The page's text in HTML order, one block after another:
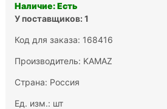
Наличие: Есть
У поставщиков: 1
Код для заказа: 168416
Производитель: KAMAZ
Страна: Россия
Ед. изм.: шт